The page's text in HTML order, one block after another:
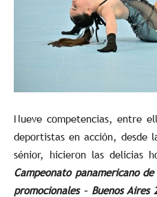
Nueve competencias, entre
deportistas en acción, desde
sénior, hicieron las delicias
Campeonato panamericano
promocionales – Buenos Aires